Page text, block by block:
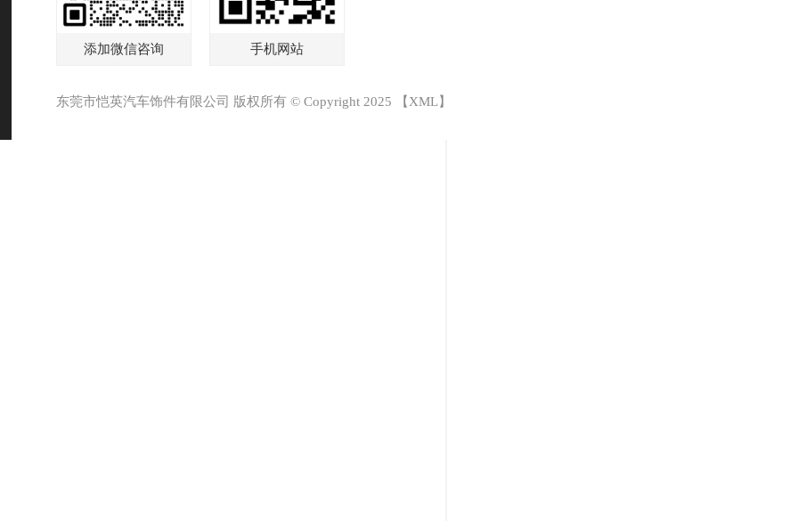
添加微信咨询 手机网站
东莞市恺英汽车饰件有限公司 版权所有 © Copyright 2025 【 XML】